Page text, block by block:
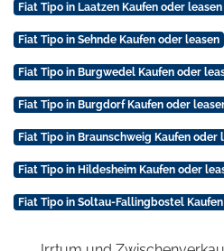
Fiat Tipo in Laatzen Kaufen oder leasen
Fiat Tipo in Sehnde Kaufen oder leasen
Fiat Tipo in Burgwedel Kaufen oder
Fiat Tipo in Burgdorf Kaufen oder
Fiat Tipo in Braunschweig Kaufen oder
Fiat Tipo in Hildesheim Kaufen oder
Fiat Tipo in Soltau-Fallingbostel